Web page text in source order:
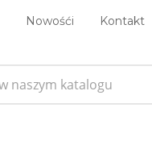
Nowośći Kontakt